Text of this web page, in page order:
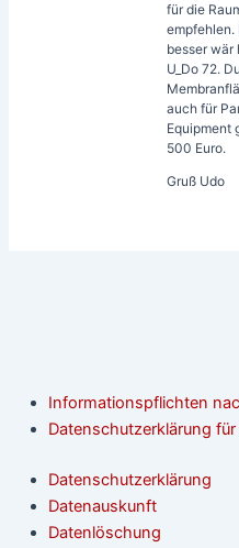
für die
empfehlen.
besser wär
U_Do 72.
auch für
Equipment
500 Euro.
Gruß Udo
Informationspflichten
Datenschutzerklärung
Datenschutzerklärung
Datenauskunft
Datenlöschung